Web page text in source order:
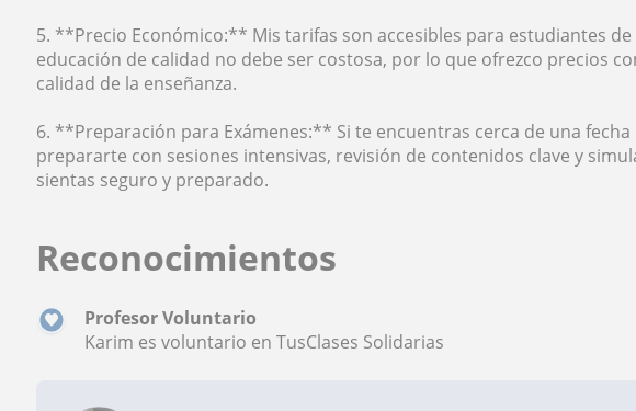
5. **Precio Económico:** Mis tarifas son accesibles para estudiantes
educación de calidad no debe ser costosa, por lo que ofrezco precios
calidad de la enseñanza.
6. **Preparación para Exámenes:** Si te encuentras cerca de una
prepararte con sesiones intensivas, revisión de contenidos clave y
sientas seguro y preparado.
Reconocimientos
Profesor Voluntario
Karim es voluntario en TusClases Solidarias